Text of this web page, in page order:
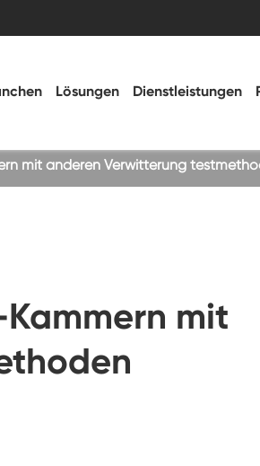
Test kammer
Lösungen Dienstleistungen
mit anderen Verwitterung
mit